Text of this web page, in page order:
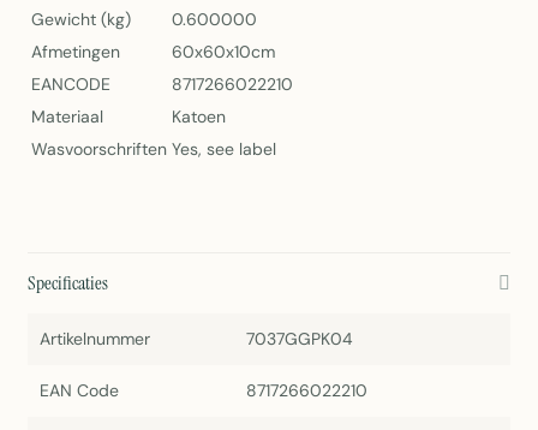
Gewicht (kg)
0.600000
Afmetingen
60x60x10cm
EANCODE
8717266022210
Materiaal
Katoen
Wasvoorschriften Yes, see label
Specificaties
Artikelnummer 7037GGPK04
EAN Code 8717266022210